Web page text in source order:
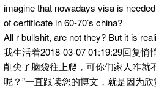
imagine that nowadays visa is
of certificate in 60-70’s china?
All r bullshit, are not they? But it is
我生活着2018-03-07 01:19:29回复悄
削尖了脑袋往上爬，可你们家人咋就
呢？”一直跟读您的博文，就是因为